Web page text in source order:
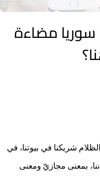
سوريا مضاءة
شريكنا في بيوتنا، في
بمعنى مجازيّ ومعنى